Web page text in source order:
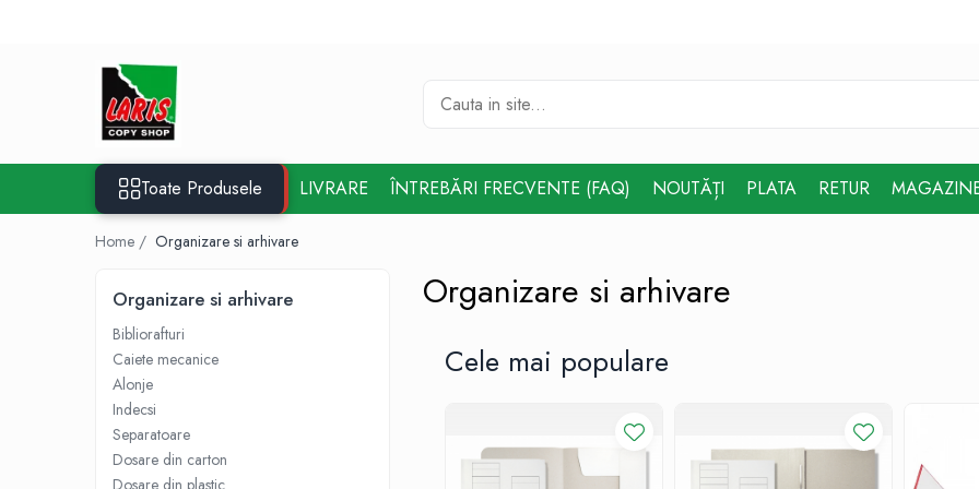
Toate Produsele
Instrumente de scris
Rollere & Finelinere
Finelinere
Stilouri si cerneala
Cartuse cu cerneala
Toate Produsele LIVRARE ÎNTREBĂRI FRECVENTE (FAQ) NOUTĂȚI PLATA RETUR
Home / Organizare si arhivare
Organizare si arhivare
Organizare si arhivare
Bibliorafturi
Caiete mecanice
Alonje
Indecsi
Separatoare
Dosare din carton
Dosare din plastic
Cele mai populare